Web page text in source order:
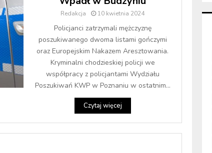
Redakcja 10 kwietnia 2024
Policjanci zatrzymali mężczyznę
poszukiwanego dwoma listami gończymi
oraz Europejskim Nakazem Aresztowania.
Kryminalni chodzieskiej policji we
współpracy z policjantami Wydziału
Poszukiwań KWP w Poznaniu w ostatnim...
Czytaj więcej